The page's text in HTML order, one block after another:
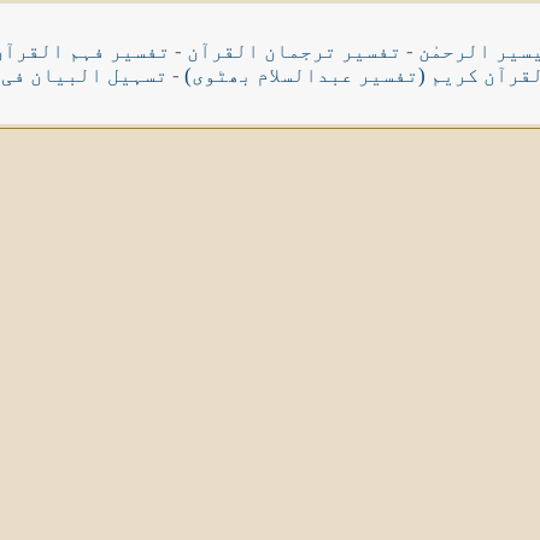
الرحمٰن - تفسیر ترجمان القرآن - تفسیر فہم
کریم (تفسیر عبدالسلام بھٹوی) - تسہیل البیان